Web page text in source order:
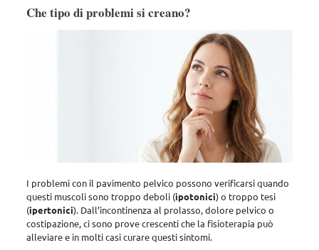
Che tipo di problemi si creano?
I problemi con il pavimento pelvico possono verificarsi quando
questi muscoli sono troppo deboli (ipotonici) o troppo tesi
(ipertonici). Dall’incontinenza al prolasso, dolore pelvico o
costipazione, ci sono prove crescenti che la fisioterapia può
alleviare e in molti casi curare questi sintomi.